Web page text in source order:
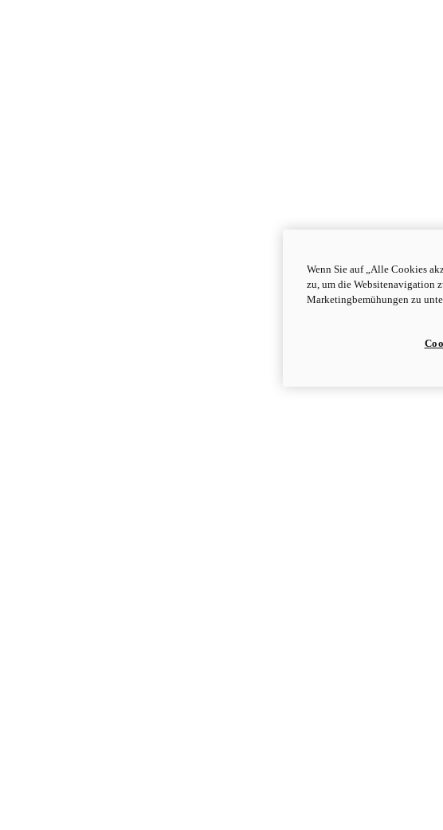
Wenn Sie auf „Alle Cookies
zu, um die Websitenavigation
Marketingbemühungen zu